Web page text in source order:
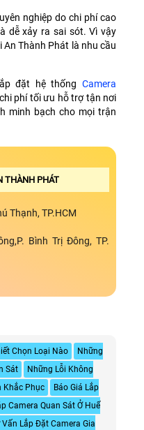
nghiệp do chi phí cao
dễ xảy ra sai sót. Vì vậy
An Thành Phát là nhu cầu
đặt hệ thống Camera
phí tối ưu hỗ trợ tận nơi
minh bạch cho mọi trận
THÀNH PHÁT
Thạnh, TP.HCM
Bình Trị Đông, TP.
Chọn Loại Nào
Những
Sát
Những Lỗi Không
Khắc Phục
Báo Giá Lắp
Camera Quan Sát Ở Huế
Vấn Lắp Đặt Camera Gia